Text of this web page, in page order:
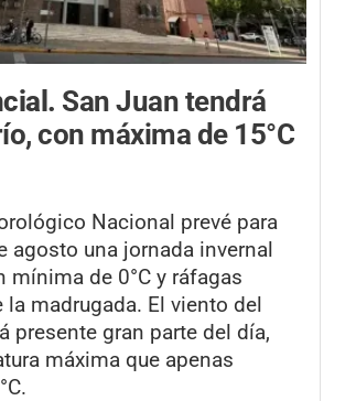
San Juan tendrá
con máxima de 15°C
Nacional prevé para
agosto una jornada invernal
mínima de 0°C y ráfagas
la madrugada. El viento del
presente gran parte del día,
máxima que apenas